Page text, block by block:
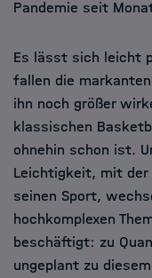
Pandemie seit
Es lässt sich leicht
fallen die
ihn noch größer
klassischen
ohnehin schon ist.
Leichtigkeit, mit der
seinen Sport,
hochkomplexen
beschäftigt: zu
ungeplant zu